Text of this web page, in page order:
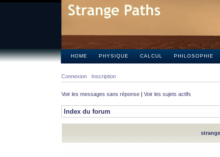
HOME PHYSIQUE CALCUL PHILOSOPHIE
Connexion Inscription
Voir les messages sans réponse | Voir les sujets actifs
Index du forum